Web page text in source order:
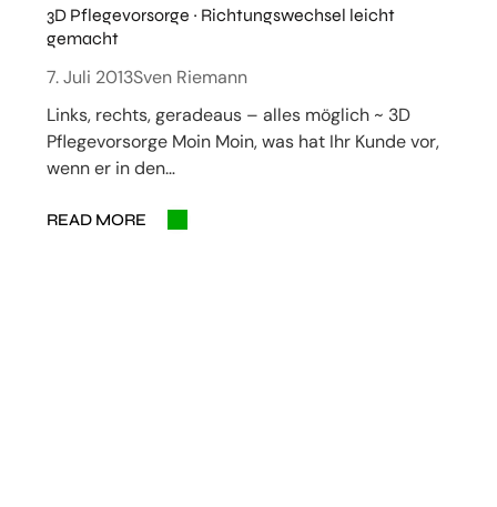
3D Pflegevorsorge ~ Richtungswechsel leicht
gemacht
7. Juli 2013Sven Riemann
Links, rechts, geradeaus – alles möglich ~ 3D
Pflegevorsorge Moin Moin, was hat Ihr Kunde vor,
wenn er in den…
READ MORE